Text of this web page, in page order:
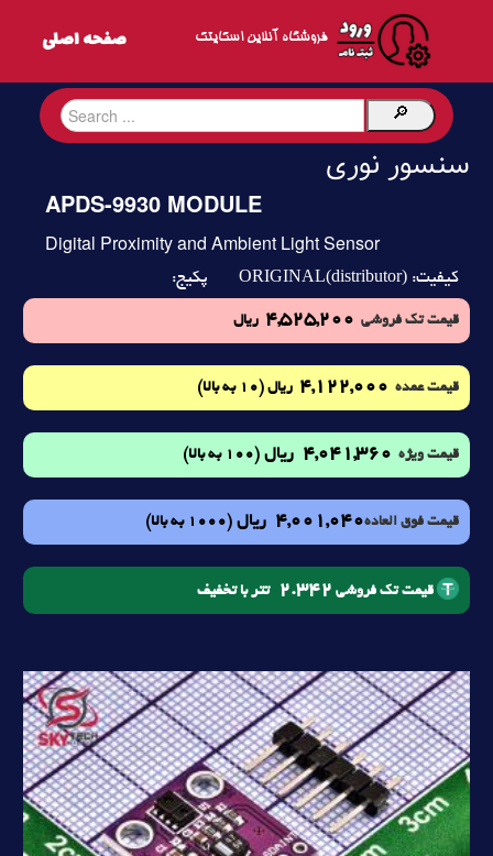
فروشگاه آنلاین اسکایتک
سنسور نوری
APDS-9930 MODULE
Digital Proximity and Ambient Light Sensor
کیفیت: ORIGINAL(distributor) پکیج:
قیمت تک فروشی 4,525,200 ریال
قیمت عمده 4,122,000 ریال (10 به بالا)
قیمت ویژه 4,041,360 ریال (100 به بالا)
قیمت فوق العاده4,001,040 ریال (1000 به بالا)
قیمت تک فروشی 2.342 تتر با تخفیف